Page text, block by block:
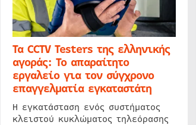
Τα CCTV Testers της ελληνικής
αγοράς: Το απαραίτητο
εργαλείο για τον σύγχρονο
επαγγελματία εγκαταστάτη
Η εγκατάσταση ενός συστήματος
κλειστού κυκλώματος τηλεόρασης